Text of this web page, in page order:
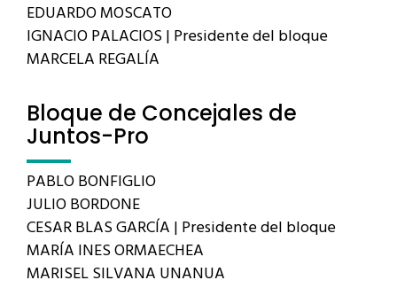
EDUARDO MOSCATO
IGNACIO PALACIOS | Presidente del bloque
MARCELA REGALÍA
Bloque de Concejales de
Juntos-Pro
PABLO BONFIGLIO
JULIO BORDONE
CESAR BLAS GARCÍA | Presidente del bloque
MARÍA INES ORMAECHEA
MARISEL SILVANA UNANUA